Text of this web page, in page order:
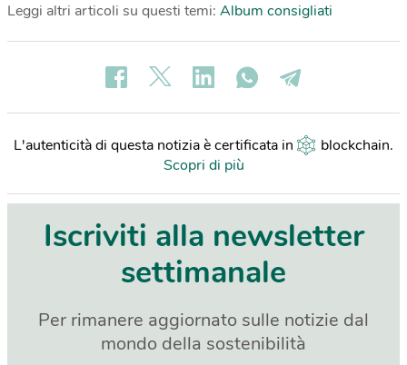
Leggi altri articoli su questi temi: Album consigliati
L'autenticità di questa notizia è certificata in blockchain.
Scopri di più
Iscriviti alla newsletter
settimanale
Per rimanere aggiornato sulle notizie dal
mondo della sostenibilità